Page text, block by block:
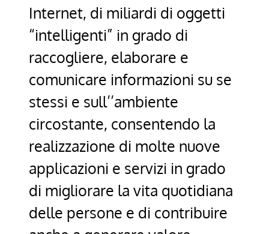
Internet, di miliardi di oggetti
“intelligenti” in grado di
raccogliere, elaborare e
comunicare informazioni su se
stessi e sull’’ambiente
circostante, consentendo la
realizzazione di molte nuove
applicazioni e servizi in grado
di migliorare la vita quotidiana
delle persone e di contribuire